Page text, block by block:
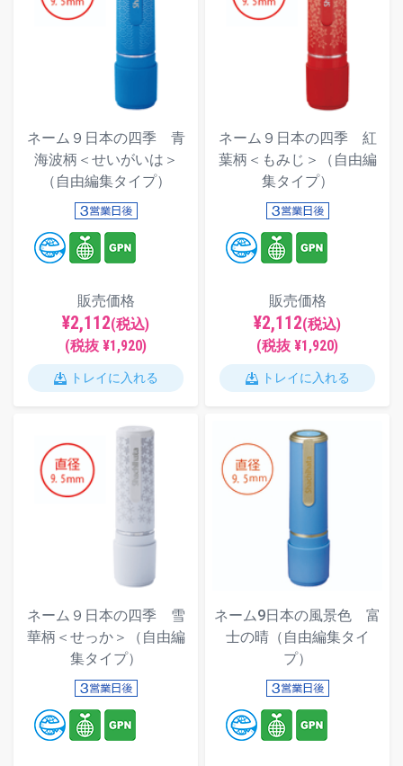
ネーム９日本の四季 青
海波柄＜せいがいは＞
（自由編集タイプ）
販売価格
¥2,112(税込)
(税抜 ¥1,920)
トレイに入れる
ネーム９日本の四季 紅
葉柄＜もみじ＞（自由編
集タイプ）
販売価格
¥2,112(税込)
(税抜 ¥1,920)
トレイに入れる
ネーム９日本の四季 雪
華柄＜せっか＞（自由編
集タイプ）
ネーム9日本の風景色 富
士の晴（自由編集タイ
プ）